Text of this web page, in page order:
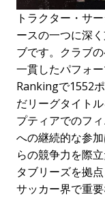
トラクター・サ
ースの一つに深
ブです。クラブ
一貫したパフォ
Rankingで1552
だリーグタイト
プティアでのフ
への継続的な参
らの競争力を際立
タブリーズを拠
サッカー界で重